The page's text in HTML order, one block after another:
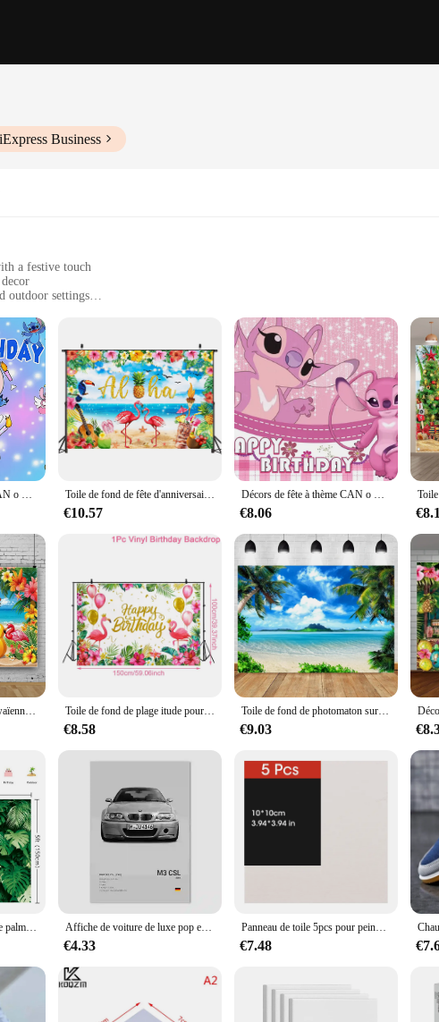
Business
a festive touch
outdoor settings
and fade-resistant
de Fond Hawai decorations. Perfect for vendors and suppliers looking to add a
it's a birthday party, a wedding, or a corporate event, the vibrant colors and
decorations are not only visually appealing but also built to withstand the rigors
the fade-resistant properties ensure that the vibrant colors remain vivid over time.
to focus on enjoying your event rather than worrying about maintenance.
piece for a centerpiece, our sets are designed to be versatile and adaptable
events but also serve as a unique addition to any festive gathering, making
Décors de fête à thème CAN o & Stitch de dessin animé, studio photo, Hawai Hula, fête d'anniversaire d'été pour filles, arrière-plans de photographie personnalisés Toile de fond de fête d'anniversaire avec flamant rose hawaïen, toile de fond tropicale, studio photo, rentabilité estivale
€10.57
Décors de fête à thème CAN o & Stitch, studio photo, Hawai Hula, arrière-plans de photographie de fête d'anniversaire pour filles d'été
€8.06
Toile de fond de plage hawaïenne d'été, fleurs tropicales, rentabilité ha Luau, planche de surf de mer, fête de vacances, anniversaire, photographie de fond, accessoires de décoration Toile de fond de plage itude pour la décoration de fête d'été, la rentabilité hawaïenne, la photographie de fond, la fête tropicale Tiki, la fête préChristophe
€8.58
Toile de fond de photomaton sur le thème de la plage tropicale d'été, décoration de fond de fête d'anniversaire, palmier océanique, mariage
€9.03
Toile de fond de feuilles de palmier tropicales d'été, thème Luau hawaïen, plantes de safari de la jungle, fond photo, bannière de décoration de fête Affiche de voiture de luxe pop en noir et blanc, voiture de sport Smile, impression sur toile, art mural, décoration de garage, F80, M3, M140, GTR, esthétique
€4.33
Panneau de toile 5pcs pour peindre le blanc de coton, apprêté blanc, approprié à la gouache, interconnexion, acrylique, peinture à l'huile, fournitures d'art, HB-03
€7.48